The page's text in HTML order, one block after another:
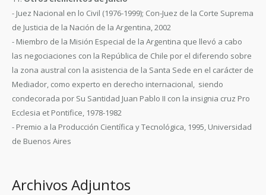
- Juez Nacional en lo Civil (1976-1999); Con-Juez de la Corte Suprema
de Justicia de la Nación de la Argentina, 2002
- Miembro de la Misión Especial de la Argentina que llevó a cabo
las negociaciones con la República de Chile por el diferendo sobre
la zona austral con la asistencia de la Santa Sede en el carácter de
Mediador, como experto en derecho internacional, siendo
condecorada por Su Santidad Juan Pablo II con la insignia cruz Pro
Ecclesia et Pontifice, 1978-1982
- Premio a la Producción Científica y Tecnológica, 1995, Universidad
de Buenos Aires
Archivos Adjuntos